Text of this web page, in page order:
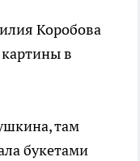
Коробова
в
там
букетами